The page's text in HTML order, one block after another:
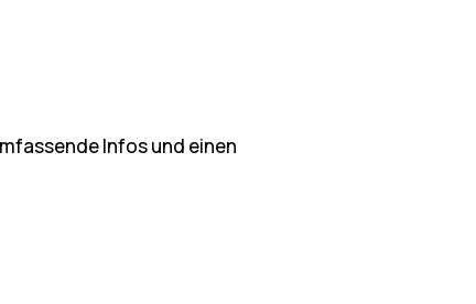
Infos und einen